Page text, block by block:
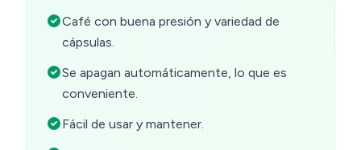
Café con buena presión y variedad de
cápsulas.
Se apagan automáticamente, lo que es
conveniente.
Fácil de usar y mantener.